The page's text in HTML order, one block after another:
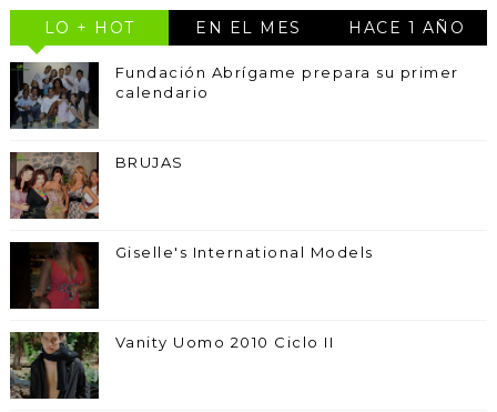
LO + HOT EN EL MES HACE 1 AÑO
Fundación Abrígame prepara su primer
calendario
BRUJAS
Giselle's International Models
Vanity Uomo 2010 Ciclo II